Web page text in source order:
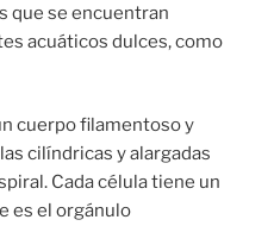
que se encuentran
acuáticos dulces, como
cuerpo filamentoso y
cilíndricas y alargadas
Cada célula tiene un
es el orgánulo